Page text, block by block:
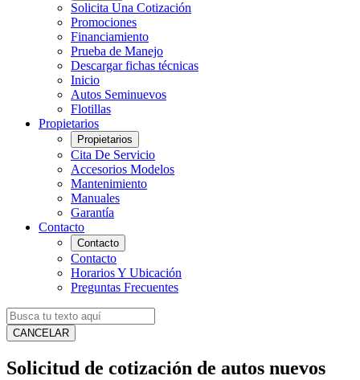
Solicita Una Cotización
Promociones
Financiamiento
Prueba de Manejo
Descargar fichas técnicas
Inicio
Autos Seminuevos
Flotillas
Propietarios
Propietarios
Cita De Servicio
Accesorios Modelos
Mantenimiento
Manuales
Garantía
Contacto
Contacto
Contacto
Horarios Y Ubicación
Preguntas Frecuentes
CANCELAR
Solicitud de cotización de autos nuevos